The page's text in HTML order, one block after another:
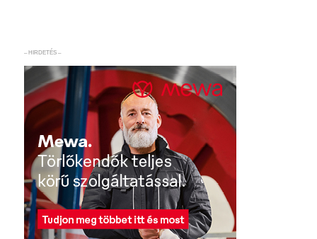
– HIRDETÉS –